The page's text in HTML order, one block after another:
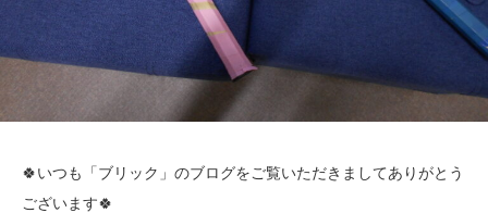
🍀いつも「ブリック」のブログをご覧いただきましてありがとう
ございます🍀